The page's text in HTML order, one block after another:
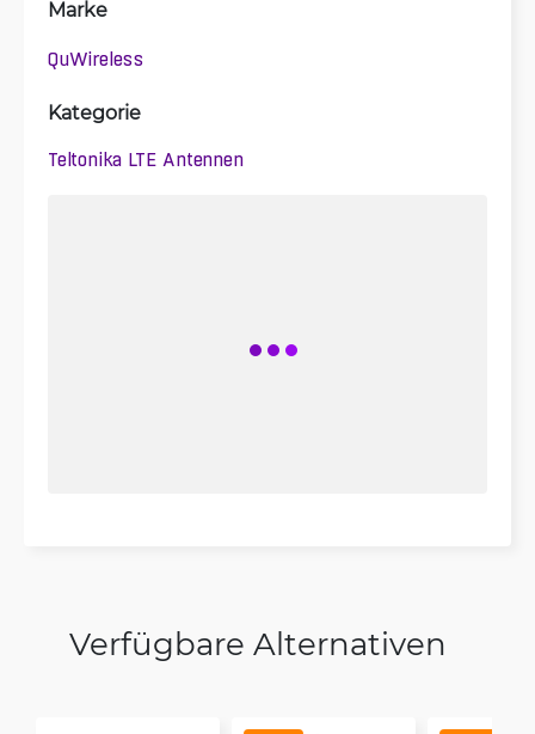
Marke
QuWireless
Kategorie
Teltonika LTE Antennen
Verfügbare Alternativen